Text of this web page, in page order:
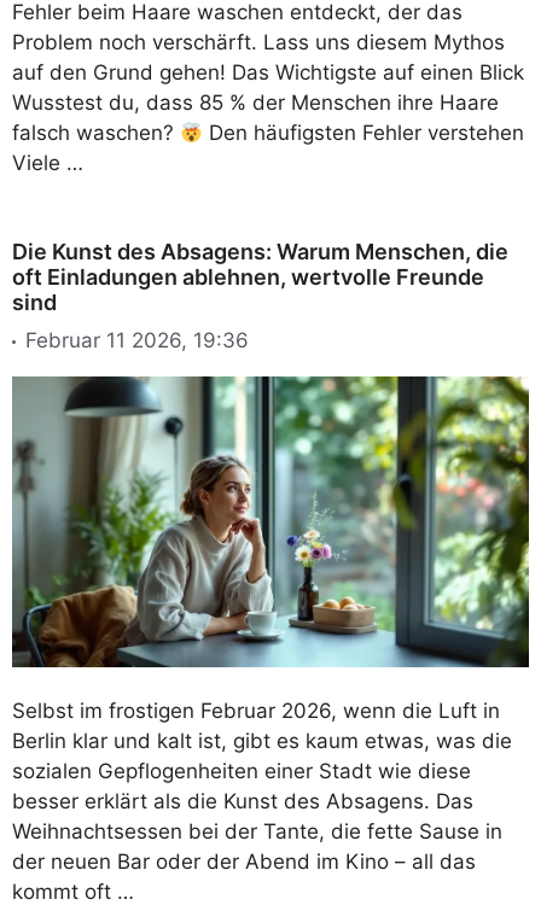
Fehler beim Haare waschen entdeckt, der das
Problem noch verschärft. Lass uns diesem Mythos
auf den Grund gehen! Das Wichtigste auf einen Blick
Wusstest du, dass 85 % der Menschen ihre Haare
falsch waschen?
Den häufigsten Fehler verstehen
Viele …
Die Kunst des Absagens: Warum Menschen, die
oft Einladungen ablehnen, wertvolle Freunde
sind
Februar 11 2026, 19:36
Selbst im frostigen Februar 2026, wenn die Luft in
Berlin klar und kalt ist, gibt es kaum etwas, was die
sozialen Gepflogenheiten einer Stadt wie diese
besser erklärt als die Kunst des Absagens. Das
Weihnachtsessen bei der Tante, die fette Sause in
der neuen Bar oder der Abend im Kino – all das
kommt oft …